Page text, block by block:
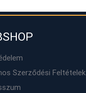
Szerződési Feltételek